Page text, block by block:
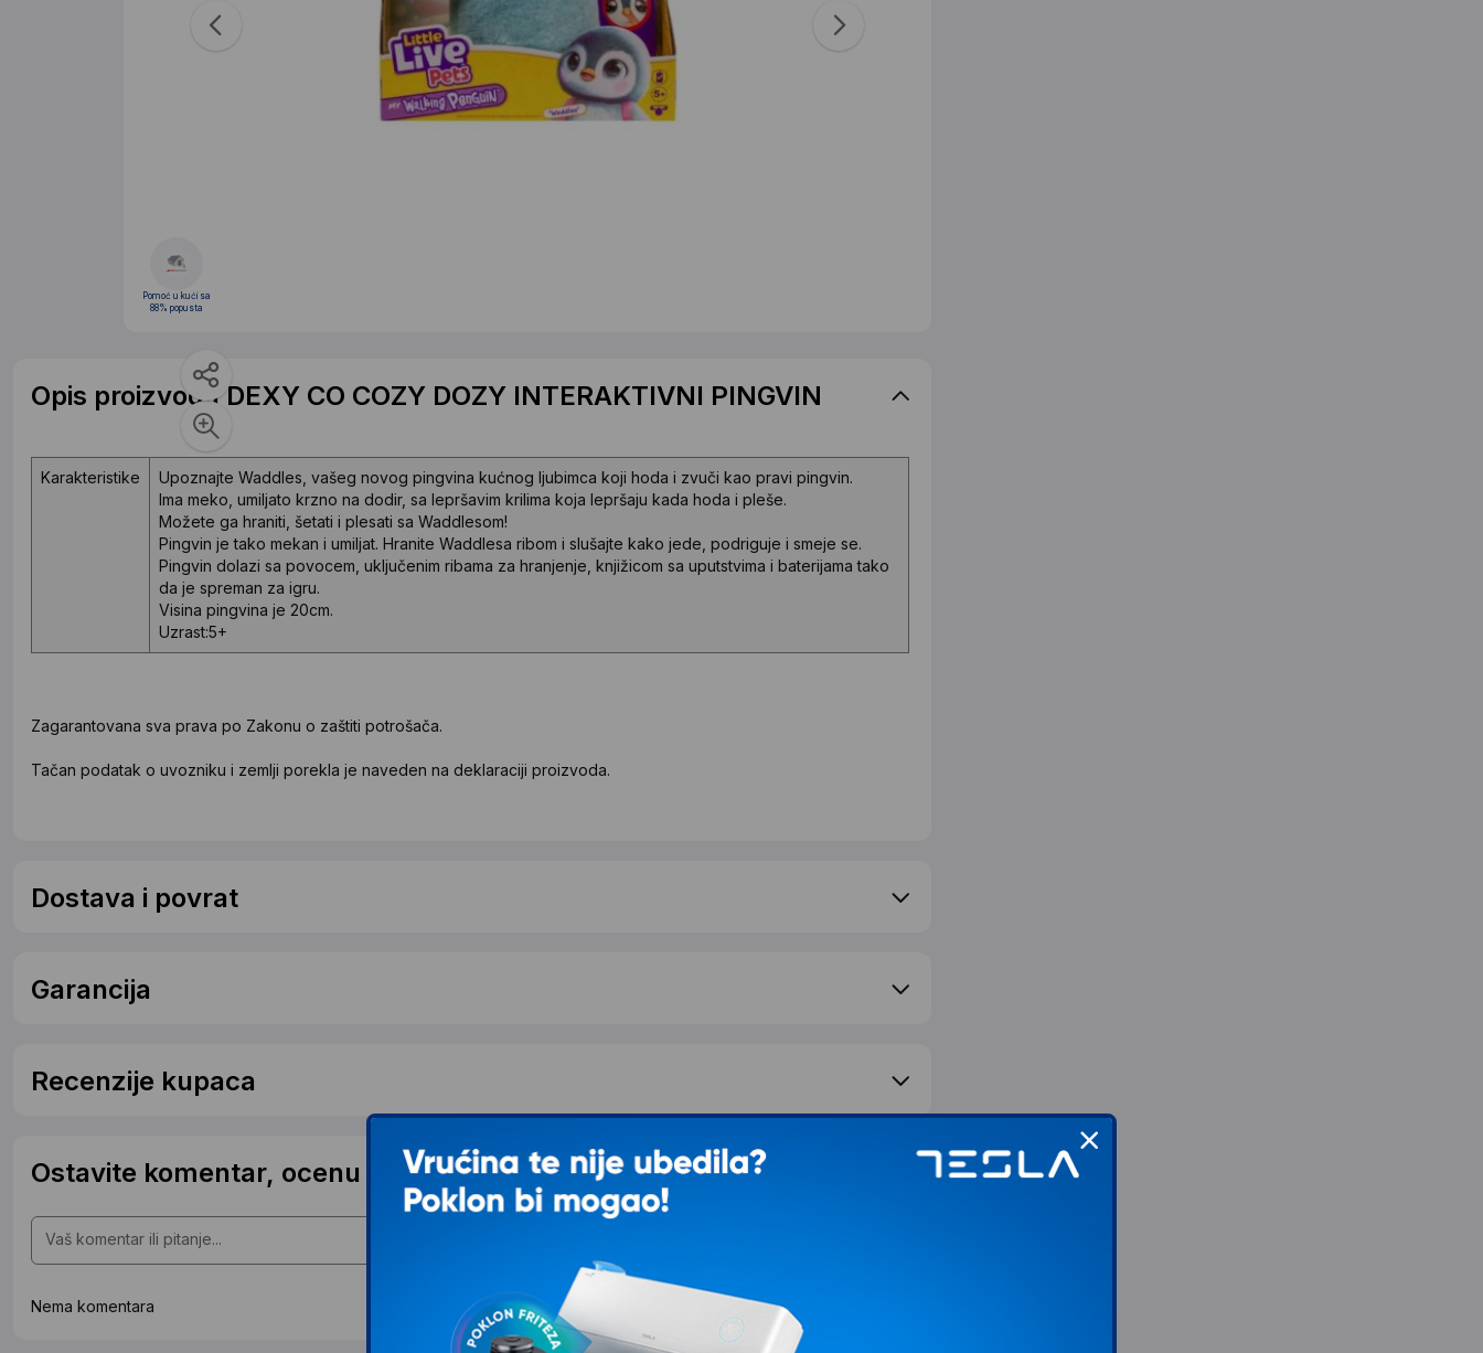
Pomoć u kući sa
88% popusta
Opis proizvoda DEXY CO COZY DOZY INTERAKTIVNI PINGVIN
Karakteristike
Upoznajte Waddles, vašeg novog pingvina kućnog ljubimca koji hoda i zvuči kao pravi pingvin.
Ima meko, umiljato krzno na dodir, sa lepršavim krilima koja lepršaju kada hoda i pleše.
Možete ga hraniti, šetati i plesati sa Waddlesom!
Pingvin je tako mekan i umiljat. Hranite Waddlesa ribom i slušajte kako jede, podriguje i smeje se.
Pingvin dolazi sa povocem, uključenim ribama za hranjenje, knjižicom sa uputstvima i baterijama tako
da je spreman za igru.
Visina pingvina je 20cm.
Uzrast:5+
Zagarantovana sva prava po Zakonu o zaštiti potrošača.
Tačan podatak o uvozniku i zemlji porekla je naveden na deklaraciji proizvoda.
Dostava i povrat
Garancija
Recenzije kupaca
Ostavite komentar, ocenu ili postavite pitanje
Nema komentara